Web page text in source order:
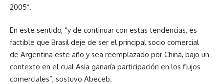
2005”.
En este sentido, “y de continuar con estas tendencias, es
factible que Brasil deje de ser el principal socio comercial
de Argentina este año y sea reemplazado por China, bajo un
contexto en el cual Asia ganaría participación en los flujos
comerciales”, sostuvo Abeceb.